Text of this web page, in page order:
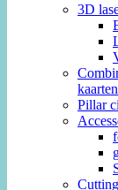
3D
kaarten
Pillar